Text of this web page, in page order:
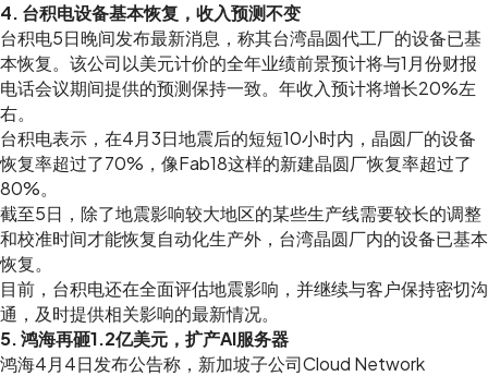
4. 台积电设备基本恢复，收入预测不变
台积电5日晚间发布最新消息，称其台湾晶圆代工厂的设备已基
本恢复。该公司以美元计价的全年业绩前景预计将与1月份财报
电话会议期间提供的预测保持一致。年收入预计将增长20%左
右。
台积电表示，在4月3日地震后的短短10小时内，晶圆厂的设备
恢复率超过了70%，像Fab18这样的新建晶圆厂恢复率超过了
80%。
截至5日，除了地震影响较大地区的某些生产线需要较长的调整
和校准时间才能恢复自动化生产外，台湾晶圆厂内的设备已基本
恢复。
目前，台积电还在全面评估地震影响，并继续与客户保持密切沟
通，及时提供相关影响的最新情况。
5. 鸿海再砸1.2亿美元，扩产AI服务器
鸿海4月4日发布公告称，新加坡子公司Cloud Network